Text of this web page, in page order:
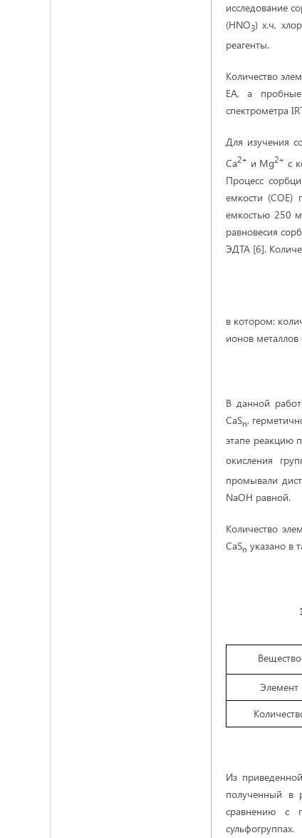
исследование
(HNO3) х.ч,
реагенты.
Количество
EA, а
спектрометра
Для изучения
Са2+ и Mg2+ с
Процесс
емкости (COE)
емкостью 250
равновесия
ЭДТА [6].
в котором:
ионов металлов
В данной
CaSn,
этапе реакцию
окисления
промывали
NaOH равной.
Количество
CaSn указано в
Вещество
Элемент
Из
полученный в
сравнению с
сульфогруппах.